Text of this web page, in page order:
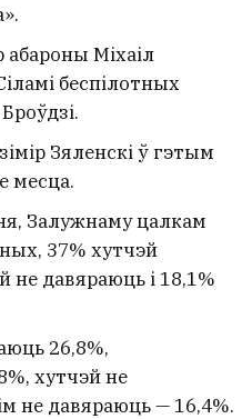
абароны Міхаіл
беспілотных
Зяленскі ў гэтым
месца.
Залужнаму цалкам
37% хутчэй
не давяраюць і 18,1%
26,8%,
хутчэй не
не давяраюць — 16,4%.